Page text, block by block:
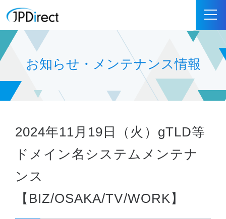
お知らせ・メンテナンス情報
2024年11月19日（火）gTLD等
ドメイン名システムメンテナ
ンス
【BIZ/OSAKA/TV/WORK】